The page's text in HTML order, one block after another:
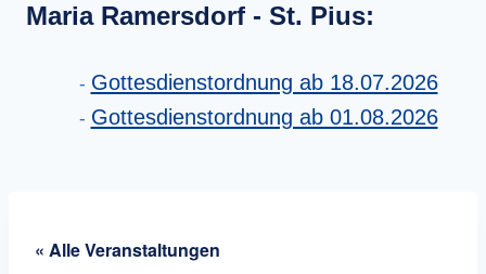
Maria Ramersdorf - St. Pius:
Gottesdienstordnung ab 18.07.2026
Gottesdienstordnung ab 01.08.2026
« Alle Veranstaltungen